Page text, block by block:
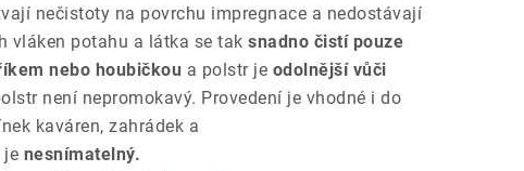
nečistoty na povrchu impregnace a nedostávají
vláken potahu a látka se tak snadno čistí pouze
nebo houbičkou a polstr je odolnější vůči
není nepromokavý. Provedení je vhodné i do
kaváren, zahrádek a
je nesnímatelný.